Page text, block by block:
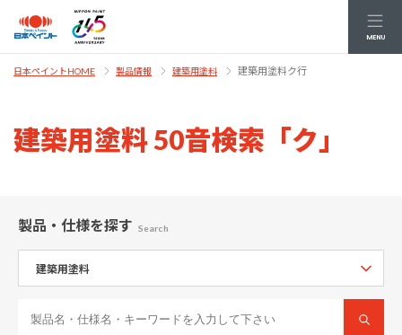
MENU
日本ペイントHOME 製品情報 建築用塗料 建築用塗料ク行
建築用塗料 50音検索「ク」
製品・仕様を探す Search